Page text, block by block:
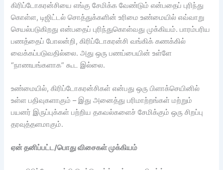
கிரிப்டோகரன்சியை எங்கு சேமிக்க வேண்டும் என்பதைப் புரிந்து
கொள்ள, டிஜிட்டல் சொத்துக்களின் உரிமை உண்மையில் எவ்வாறு
செயல்படுகிறது என்பதைப் புரிந்துகொள்வது முக்கியம். பாரம்பரிய
பணத்தைப் போலன்றி, கிரிப்டோகரன்சி வங்கிக் கணக்கில்
வைக்கப்படுவதில்லை. அது ஒரு பணப்பையின் உள்ளே
“நாணயங்களாக” கூட இல்லை.
உண்மையில், கிரிப்டோகரன்சிகள் என்பது ஒரு பிளாக்செயினில்
உள்ள பதிவுகளாகும் – இது அனைத்து பரிமாற்றங்கள் மற்றும்
பயனர் இருப்புக்கள் பற்றிய தகவல்களைச் சேமிக்கும் ஒரு சிறப்பு
தரவுத்தளமாகும்.
ஏன் தனிப்பட்ட/பொது விசைகள் முக்கியம்